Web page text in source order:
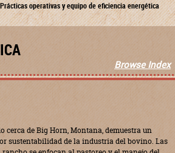
Prácticas operativas y equipo de eficiencia energética
Browse Index
cerca de Big Horn, Montana, demuestra un
sustentabilidad de la industria del bovino. Las